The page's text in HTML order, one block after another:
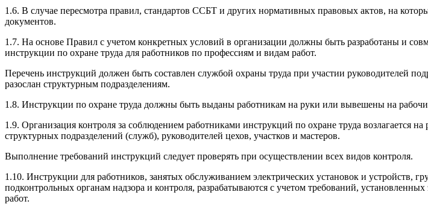
1.6. В случае пересмотра правил, стандартов ССБТ и других нормативных правовых актов, на
документов.
1.7. На основе Правил с учетом конкретных условий в организации должны быть разработаны и
инструкции по охране труда для работников по профессиям и видам работ.
Перечень инструкций должен быть составлен службой охраны труда при участии руководителей
разослан структурным подразделениям.
1.8. Инструкции по охране труда должны быть выданы работникам на руки или вывешены на
1.9. Организация контроля за соблюдением работниками инструкций по охране труда возлагается
структурных подразделений (служб), руководителей цехов, участков и мастеров.
Выполнение требований инструкций следует проверять при осуществлении всех видов контроля.
1.10. Инструкции для работников, занятых обслуживанием электрических установок и устройств,
подконтрольных органам надзора и контроля, разрабатываются с учетом требований,
работ.